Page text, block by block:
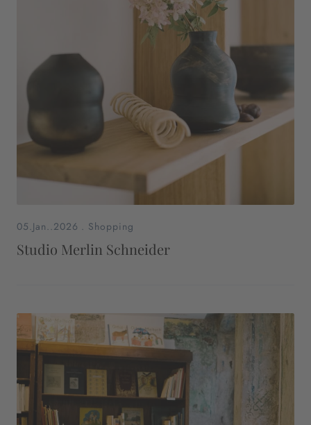
05.Jan..2026 . Shopping
Studio Merlin Schneider